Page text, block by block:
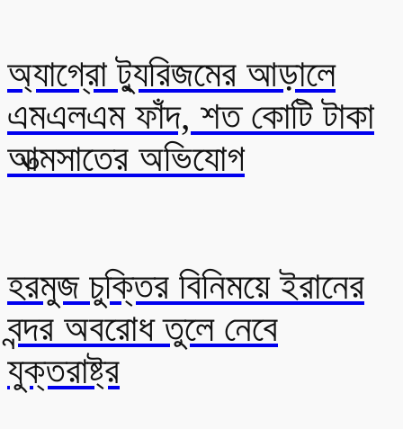
অ্যাগ্রো ট্যুরিজমের আড়ালে
এমএলএম ফাঁদ, শত কোটি টাকা
আত্মসাতের অভিযোগ
হরমুজ চুক্তির বিনিময়ে ইরানের
বন্দর অবরোধ তুলে নেবে
যুক্তরাষ্ট্র